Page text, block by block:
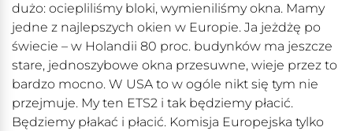
dużo: ociepliliśmy bloki, wymieniliśmy okna. Mamy
jedne z najlepszych okien w Europie. Ja jeżdżę po
świecie – w Holandii 80 proc. budynków ma jeszcze
stare, jednoszybowe okna przesuwne, wieje przez to
bardzo mocno. W USA to w ogóle nikt się tym nie
przejmuje. My ten ETS2 i tak będziemy płacić.
Będziemy płakać i płacić. Komisja Europejska tylko